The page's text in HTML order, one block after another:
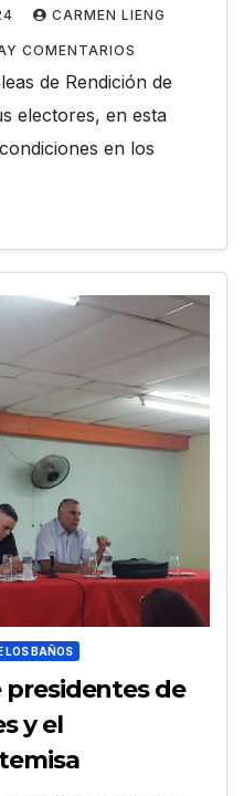
CARMEN LIENG
COMENTARIOS
de Rendición de
electores, en esta
en los
LOS BAÑOS
de
y el